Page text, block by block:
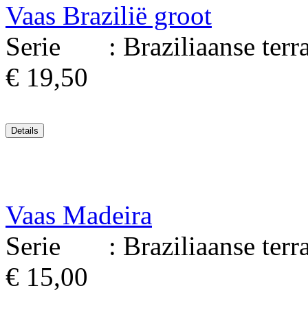
Vaas Brazilië groot
Serie : Braziliaanse
€ 19,50
Vaas Madeira
Serie : Braziliaanse
€ 15,00